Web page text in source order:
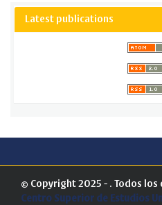
Latest publications
© Copyright 2025 - . Todos los
Centro Superior de Estudios